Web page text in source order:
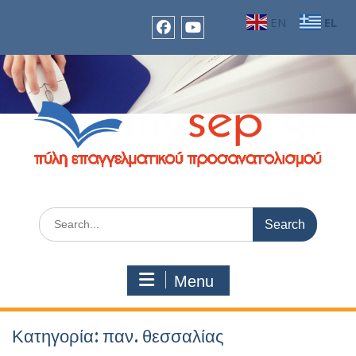
Search
for:
Menu
Κατηγορία: παν. θεσσαλίας
EN EL